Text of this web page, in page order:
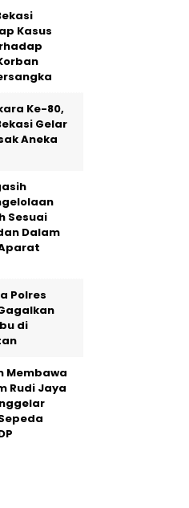
Kasus
Ke-80,
Gelar
Aneka
Sesuai
Dalam
Polres
di
Membawa
Rudi Jaya